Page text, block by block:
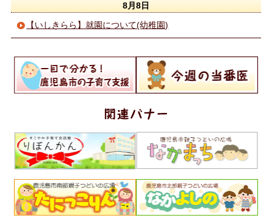
8月8日
【いしきらら】就園について(幼稚園)